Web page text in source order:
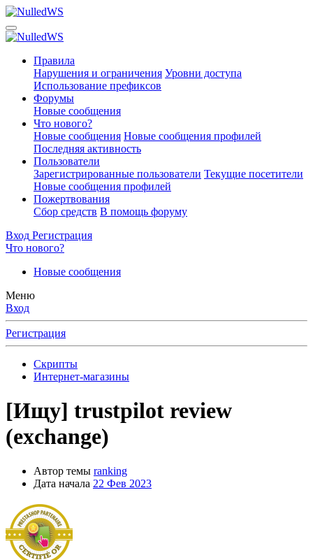
Правила
Нарушения и ограничения Уровни доступа
Использование префиксов
Форумы
Новые сообщения
Что нового?
Новые сообщения Новые сообщения профилей
Последняя активность
Пользователи
Зарегистрированные пользователи Текущие посетители
Новые сообщения профилей
Пожертвования
Сбор средств В помощь форуму
Вход Регистрация
Что нового?
Новые сообщения
Меню
Вход
Регистрация
Скрипты
Интернет-магазины
[Ищу] trustpilot review
(exchange)
Автор темы ranking
Дата начала 22 Фев 2023